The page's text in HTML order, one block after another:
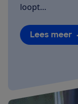
loopt…
Lees meer